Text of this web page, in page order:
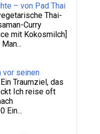
Reiseblog
Süditalien
rom
Stadtregen
– von Pad Thai
Thai-
Curry
mit Kokosmilch]
vor seinen
Traumziel, das
Ich reise oft
Ein...